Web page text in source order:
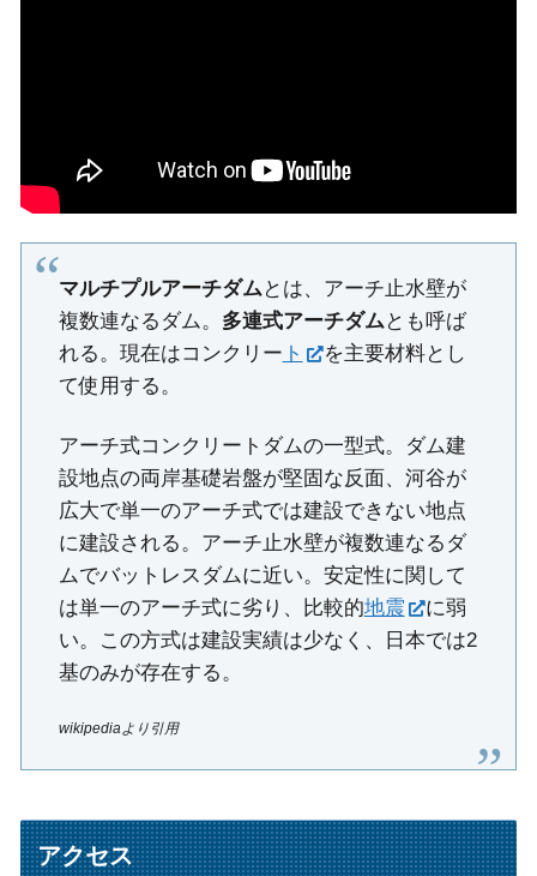
マルチプルアーチダム とは、アーチ止水壁が
複数連なるダム。 多連式アーチダム とも呼ば
れる。現在はコンクリー ト
を主要材料とし
て使用する。
アーチ式コンクリートダムの一型式。ダム建
設地点の両岸基礎岩盤が堅固な反面、河谷が
広大で単一のアーチ式では建設できない地点
に建設される。アーチ止水壁が複数連なるダ
ムでバットレスダムに近い。安定性に関して
は単一のアーチ式に劣り、比較的地震
に弱
い。この方式は建設実績は少なく、日本では2
基のみが存在する。
wikipediaより引用
アクセス